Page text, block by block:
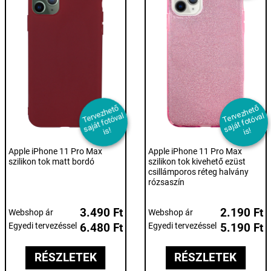
T
er
v
e
z
h
et
ő
s
aj
át f
ot
ó
v
al
i
s!
Apple iPhone 11 Pro Max
szilikon tok matt bordó
Webshop ár 3.490 Ft
Egyedi tervezéssel 6.480 Ft
RÉSZLETEK
T
er
v
e
z
h
et
ő
s
aj
át f
ot
ó
v
al
i
s!
Apple iPhone 11 Pro Max
szilikon tok kivehető ezüst
csillámporos réteg halvány
rózsaszín
Webshop ár 2.190 Ft
Egyedi tervezéssel 5.190 Ft
RÉSZLETEK